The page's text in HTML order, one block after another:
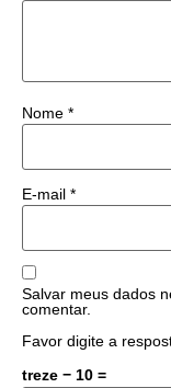
Nome *
E-mail *
Salvar meus dados
comentar.
Favor digite a
treze − 10 =